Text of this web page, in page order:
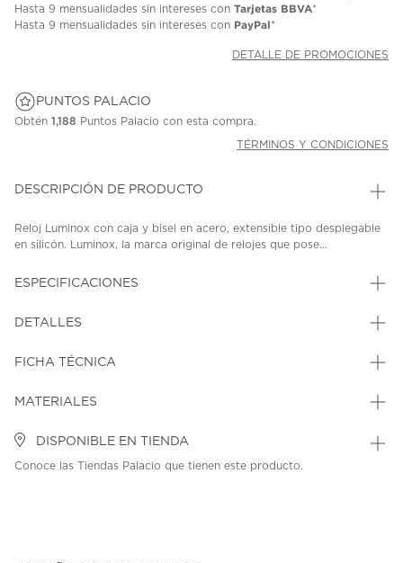
Hasta 9 mensualidades sin intereses con Tarjetas BBVA*
Hasta 9 mensualidades sin intereses con PayPal*
DETALLE DE PROMOCIONES
PUNTOS PALACIO
Obtén 1,188 Puntos Palacio con esta compra.
TÉRMINOS Y CONDICIONES
DESCRIPCIÓN DE PRODUCTO
Reloj Luminox con caja y bisel en acero, extensible tipo desplegable
en silicón. Luminox, la marca original de relojes que pose...
ESPECIFICACIONES
DETALLES
FICHA TÉCNICA
MATERIALES
DISPONIBLE EN TIENDA
Conoce las Tiendas Palacio que tienen este producto.